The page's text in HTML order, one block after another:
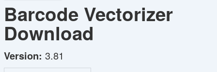
Barcode Vectorizer
Download
Version: 3.81